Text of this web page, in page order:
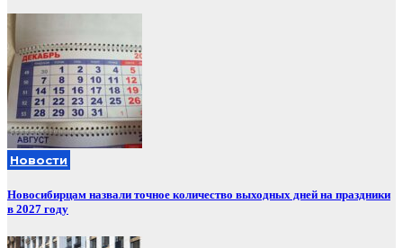
Новости
Новосибирцам назвали точное количество выходных дней на праздники
в 2027 году